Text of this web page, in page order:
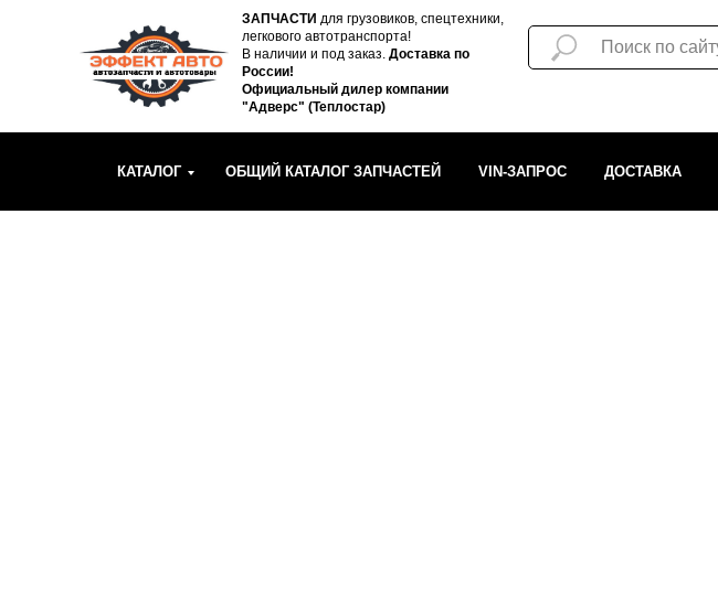
ЗАПЧАСТИ для грузовиков, спецтехники,
легкового автотранспорта!
В наличии и под заказ. Доставка по
России!
Официальный дилер компании
"Адверс" (Теплостар)
КАТАЛОГ ОБЩИЙ КАТАЛОГ ЗАПЧАСТЕЙ VIN-ЗАПРОС ДОСТАВКА